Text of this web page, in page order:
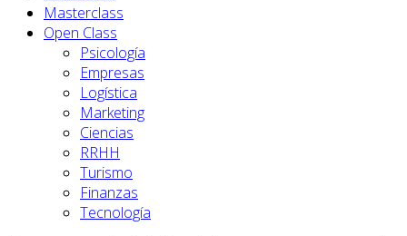
Masterclass
Open Class
Psicología
Empresas
Logística
Marketing
Ciencias
RRHH
Turismo
Finanzas
Tecnología